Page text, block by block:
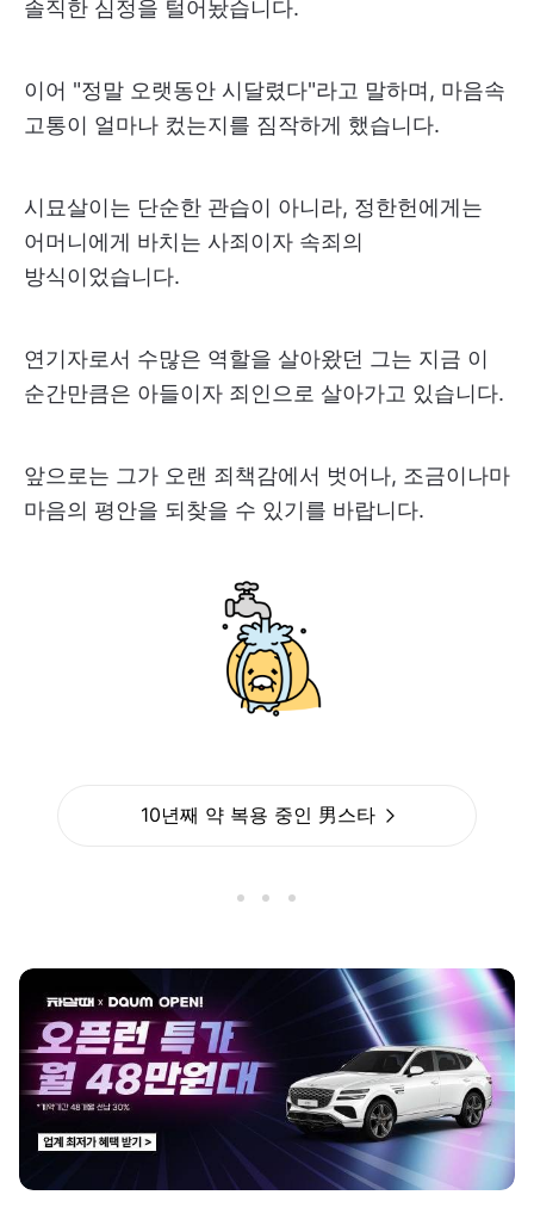
솔직한 심정을 털어놨습니다.
이어 "정말 오랫동안 시달렸다"라고 말하며, 마음속
고통이 얼마나 컸는지를 짐작하게 했습니다.
시묘살이는 단순한 관습이 아니라, 정한헌에게는
어머니에게 바치는 사죄이자 속죄의
방식이었습니다.
연기자로서 수많은 역할을 살아왔던 그는 지금 이
순간만큼은 아들이자 죄인으로 살아가고 있습니다.
앞으로는 그가 오랜 죄책감에서 벗어나, 조금이나마
마음의 평안을 되찾을 수 있기를 바랍니다.
10년째 약 복용 중인 男스타